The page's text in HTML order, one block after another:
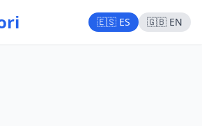
🇪🇸 ES 🇬🇧 EN